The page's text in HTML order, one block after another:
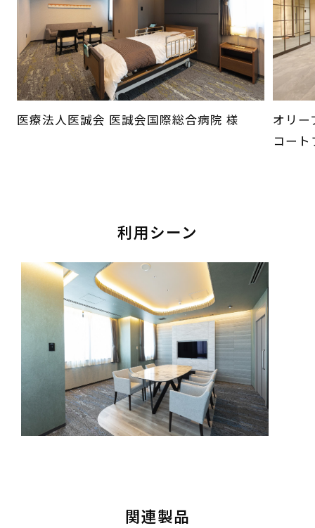
医療法人医誠会 医誠会国際総合病院 様
オリー
コー
利用シーン
関連製品